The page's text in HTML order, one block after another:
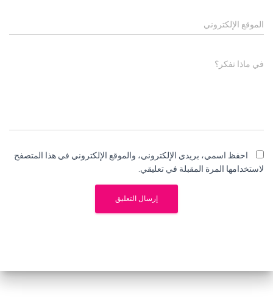
الموقع الإلكتروني
في ماذا تفكر؟
احفظ اسمي، بريدي الإلكتروني، والموقع الإلكتروني في هذا المتصفح
لاستخدامها المرة المقبلة في تعليقي.